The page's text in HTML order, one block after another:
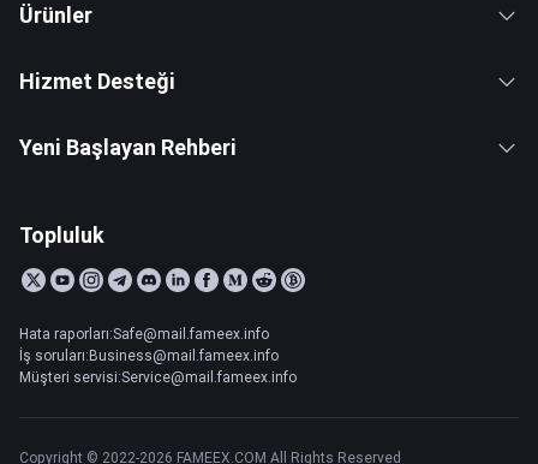
Ürünler
Hizmet Desteği
Yeni Başlayan Rehberi
Topluluk
Hata raporları:Safe@mail.fameex.info
İş soruları:Business@mail.fameex.info
Müşteri servisi:Service@mail.fameex.info
Copyright © 2022-2026 FAMEEX.COM All Rights Reserved